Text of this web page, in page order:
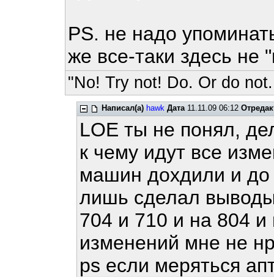
PS. не надо
же все-таки здесь не
"No! Try not! Do. Or do
Написал(а) hawk Дата11.11.09 06:12
LOE ты не понял,
к чему идут все
машин дохдили и
лишь сделал
704 и 710 и на 804
изменений мне не
ps если меряться